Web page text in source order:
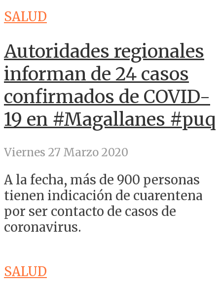
SALUD
Autoridades regionales
informan de 24 casos
confirmados de COVID-
19 en #Magallanes #puq
Viernes 27 Marzo 2020
A la fecha, más de 900 personas
tienen indicación de cuarentena
por ser contacto de casos de
coronavirus.
SALUD